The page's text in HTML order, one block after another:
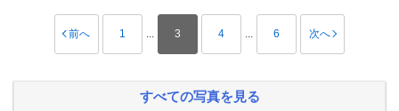
前へ 1 ... 3 4 ... 6 次へ
すべての写真を見る